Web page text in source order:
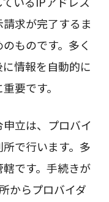
求が完了するま
ものです。多く
情報を自動的に
要です。
立は、プロバイ
で行います。多
です。手続きが
からプロバイダ